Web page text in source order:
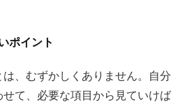
ポイント
、むずかしくありません。自分
て、必要な項目から見ていけば